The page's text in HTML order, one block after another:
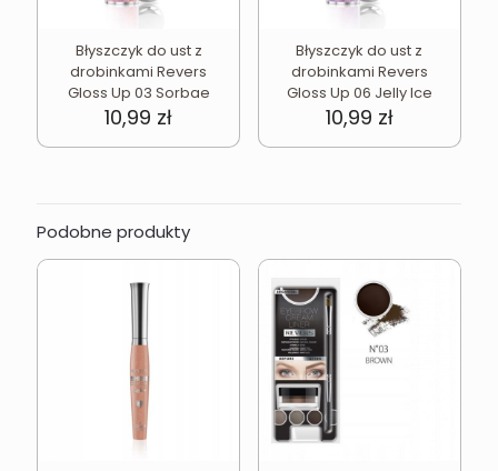
Błyszczyk do ust z
drobinkami Revers
Gloss Up 03 Sorbae
10,99 zł
Błyszczyk do ust z
drobinkami Revers
Gloss Up 06 Jelly Ice
10,99 zł
Podobne produkty